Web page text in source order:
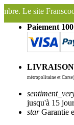
fermé du 1er Août
Paiement
métropolitaine et Corse)
jusqu'à 15
starGarantie